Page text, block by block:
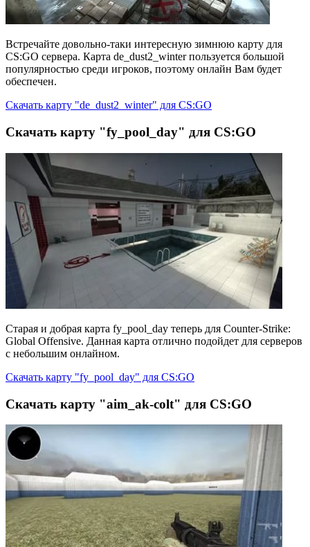
Встречайте довольно-таки интересную зимнюю карту для
CS:GO сервера. Карта de_dust2_winter пользуется большой
популярностью среди игроков, поэтому онлайн Вам будет
обеспечен.
Скачать карту "de_dust2_winter" для CS:GO
Скачать карту "fy_pool_day" для CS:GO
Старая и добрая карта fy_pool_day теперь для Counter-Strike:
Global Offensive. Данная карта отлично подойдет для серверов
с небольшим онлайном.
Скачать карту "fy_pool_day" для CS:GO
Скачать карту "aim_ak-colt" для CS:GO